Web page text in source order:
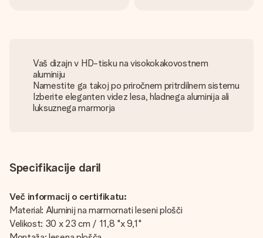
Vaš dizajn v HD-tisku na visokokakovostnem
aluminiju
Namestite ga takoj po priročnem pritrdilnem sistemu
Izberite eleganten videz lesa, hladnega aluminija ali
luksuznega marmorja
Specifikacije daril
Več informacij o certifikatu:
Material: Aluminij na marmornati leseni plošči
Velikost: 30 x 23 cm / 11,8 "x 9,1"